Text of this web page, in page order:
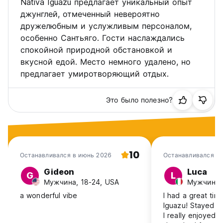
Nativa Iguazu предлагает уникальный опыт
джунглей, отмеченный невероятно
дружелюбным и услужливым персоналом,
особенно Сантьяго. Гости наслаждались
спокойной природной обстановкой и
вкусной едой. Место немного удалено, но
предлагает умиротворяющий отдых.
Это было полезно?
Останавливался в июнь 2026 10
G Gideon
Мужчина, 18-24, USA
a wonderful vibe
Останавливался в
L Luca
Мужчина,
I had a great
Iguazu! Stayed
I really enjoyed